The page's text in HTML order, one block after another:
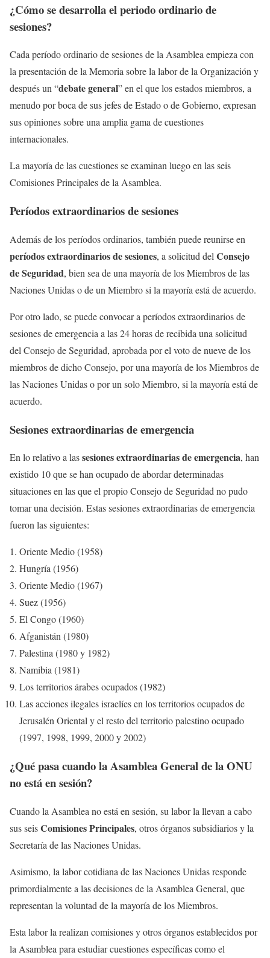
¿Cómo se desarrolla el periodo ordinario de
sesiones?
Cada período ordinario de sesiones de la Asamblea empieza con
la presentación de la Memoria sobre la labor de la Organización y
después un “debate general” en el que los estados miembros, a
menudo por boca de sus jefes de Estado o de Gobierno, expresan
sus opiniones sobre una amplia gama de cuestiones
internacionales.
La mayoría de las cuestiones se examinan luego en las seis
Comisiones Principales de la Asamblea.
Períodos extraordinarios de sesiones
Además de los períodos ordinarios, también puede reunirse en
períodos extraordinarios de sesiones, a solicitud del Consejo
de Seguridad, bien sea de una mayoría de los Miembros de las
Naciones Unidas o de un Miembro si la mayoría está de acuerdo.
Por otro lado, se puede convocar a períodos extraordinarios de
sesiones de emergencia a las 24 horas de recibida una solicitud
del Consejo de Seguridad, aprobada por el voto de nueve de los
miembros de dicho Consejo, por una mayoría de los Miembros de
las Naciones Unidas o por un solo Miembro, si la mayoría está de
acuerdo.
Sesiones extraordinarias de emergencia
En lo relativo a lassesiones extraordinarias de emergencia, han
existido 10 que se han ocupado de abordar determinadas
situaciones en las que el propio Consejo de Seguridad no pudo
tomar una decisión. Estas sesiones extraordinarias de emergencia
fueron las siguientes:
Oriente Medio (1958)
Hungría (1956)
Oriente Medio (1967)
Suez (1956)
El Congo (1960)
Afganistán (1980)
Palestina (1980 y 1982)
Namibia (1981)
Los territorios árabes ocupados (1982)
Las acciones ilegales israelíes en los territorios ocupados de
Jerusalén Oriental y el resto del territorio palestino ocupado
(1997, 1998, 1999, 2000 y 2002)
¿Qué pasa cuando la Asamblea General de la ONU
no está en sesión?
Cuando la Asamblea no está en sesión, su labor la llevan a cabo
sus seisComisiones Principales, otros órganos subsidiarios y la
Secretaría de las Naciones Unidas.
Asimismo, la labor cotidiana de las Naciones Unidas responde
primordialmente a las decisiones de la Asamblea General, que
representan la voluntad de la mayoría de los Miembros.
Esta labor la realizan comisiones y otros órganos establecidos por
la Asamblea para estudiar cuestiones específicas como el